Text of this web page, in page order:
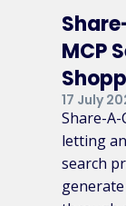
MCP
17 July
Share-
letting
search